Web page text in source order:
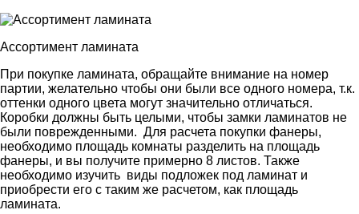
Ассортимент ламината
При покупке ламината, обращайте внимание на номер
партии, желательно чтобы они были все одного номера, т.к.
оттенки одного цвета могут значительно отличаться.
Коробки должны быть целыми, чтобы замки ламинатов не
были поврежденными. Для расчета покупки фанеры,
необходимо площадь комнаты разделить на площадь
фанеры, и вы получите примерно 8 листов. Также
необходимо изучить виды подложек под ламинат и
приобрести его с таким же расчетом, как площадь
ламината.